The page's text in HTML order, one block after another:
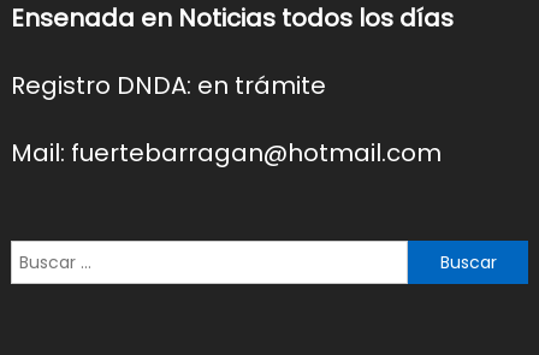
Ensenada en Noticias todos los días
Registro DNDA: en trámite
Mail: fuertebarragan@hotmail.com
Buscar: